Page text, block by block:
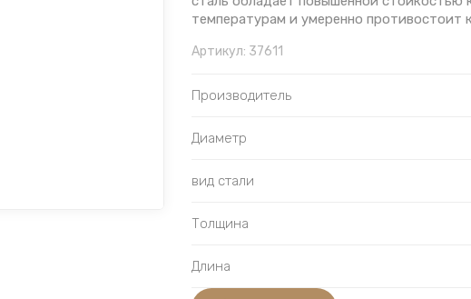
температурам и умеренно противостоит
Артикул: 37611
Производитель
Диаметр
вид стали
Толщина
Длина